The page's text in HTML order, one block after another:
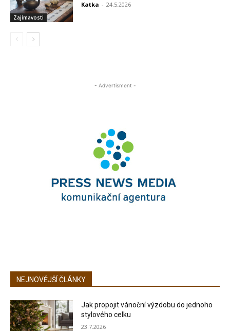
Zajímavosti
Katka - 24.5.2026
- Advertisment -
NEJNOVĚJŠÍ ČLÁNKY
Jak propojit vánoční výzdobu do jednoho
stylového celku
23.7.2026